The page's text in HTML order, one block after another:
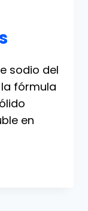
sodio del
fórmula
en